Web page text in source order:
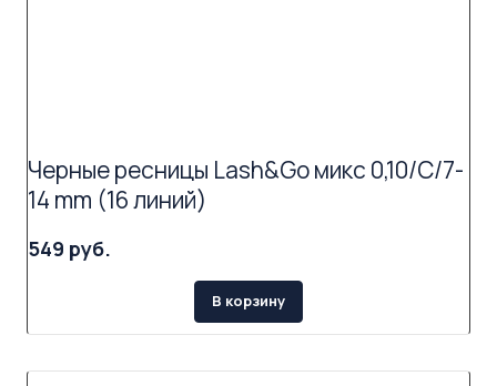
Черные ресницы Lash&Go микс 0,10/C/7-
14 mm (16 линий)
549 руб.
В корзину